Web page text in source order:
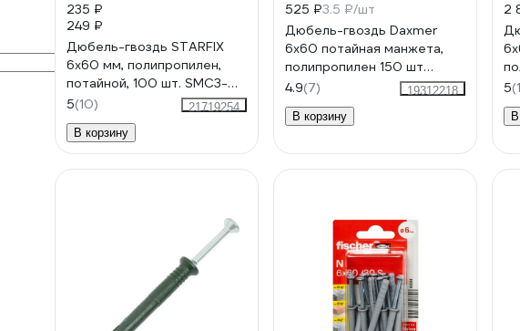
235 ₽
249 ₽
Дюбель-гвоздь STARFIX
6х60 мм, полипропилен,
потайной, 100 шт. SMC3-
40914-100
5(10)
21719254
В корзину
525 ₽3.5 ₽/шт
Дюбель-гвоздь Daxmer
6х60 потайная манжета,
полипропилен 150 шт
00000333565
4.9(7)
19312218
В корзину
2
5